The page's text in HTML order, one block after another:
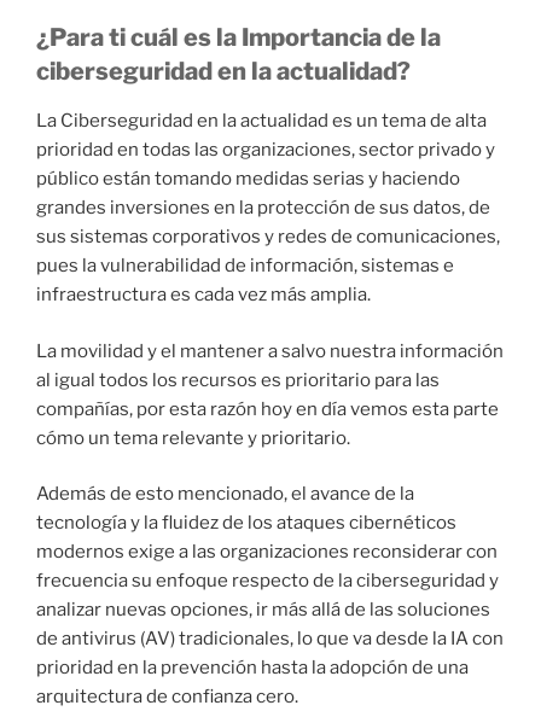
¿Para ti cuál es la Importancia de la
ciberseguridad en la actualidad?
La Ciberseguridad en la actualidad es un tema de alta
prioridad en todas las organizaciones, sector privado y
público están tomando medidas serias y haciendo
grandes inversiones en la protección de sus datos, de
sus sistemas corporativos y redes de comunicaciones,
pues la vulnerabilidad de información, sistemas e
infraestructura es cada vez más amplia.
La movilidad y el mantener a salvo nuestra información
al igual todos los recursos es prioritario para las
compañías, por esta razón hoy en día vemos esta parte
cómo un tema relevante y prioritario.
Además de esto mencionado, el avance de la
tecnología y la fluidez de los ataques cibernéticos
modernos exige a las organizaciones reconsiderar con
frecuencia su enfoque respecto de la ciberseguridad y
analizar nuevas opciones, ir más allá de las soluciones
de antivirus (AV) tradicionales, lo que va desde la IA con
prioridad en la prevención hasta la adopción de una
arquitectura de confianza cero.